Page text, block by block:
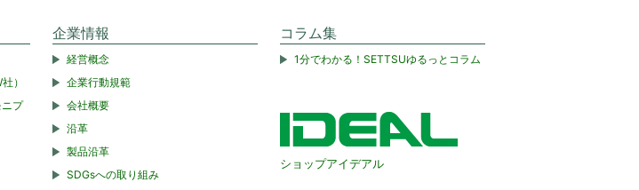
）
プ
企業情報
経営概念
企業行動規範
会社概要
沿革
製品沿革
SDGsへの取り組み
コラム集
1分でわかる！SETTSUゆるっとコラム
ショップアイデアル